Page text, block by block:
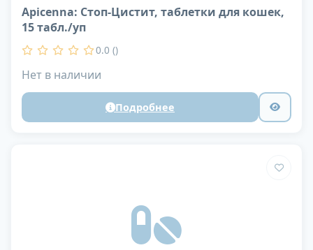
Apicenna: Стоп-Цистит, таблетки для кошек,
15 табл./уп
0.0 ()
Нет в наличии
Подробнее